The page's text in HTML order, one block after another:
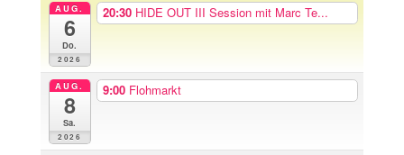
AUG.
6
Do.
2026
20:30 HIDE OUT III Session mit Marc Te...
AUG.
8
Sa.
2026
9:00 Flohmarkt